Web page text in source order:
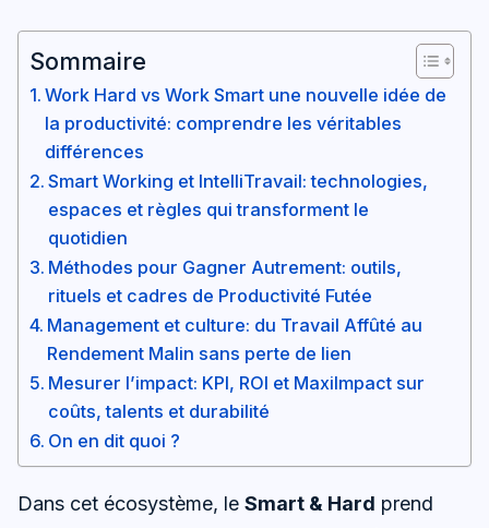
Sommaire
Work Hard vs Work Smart une nouvelle idée de
la productivité: comprendre les véritables
différences
Smart Working et IntelliTravail: technologies,
espaces et règles qui transforment le
quotidien
Méthodes pour Gagner Autrement: outils,
rituels et cadres de Productivité Futée
Management et culture: du Travail Affûté au
Rendement Malin sans perte de lien
Mesurer l’impact: KPI, ROI et MaxiImpact sur
coûts, talents et durabilité
On en dit quoi ?
Dans cet écosystème, le Smart & Hard prend